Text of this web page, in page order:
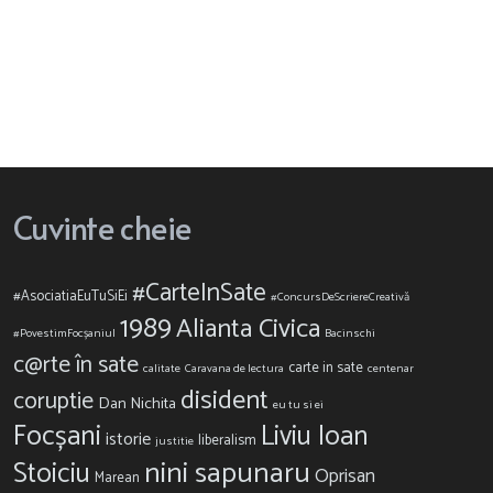
Cuvinte cheie
#AsociatiaEuTuSiEi #CarteInSate #ConcursDeScriereCreativă
#PovestimFocșaniul 1989Alianta Civica Bacinschi
c@rte în sate calitate Caravana de lectura carte in sate centenar
coruptie Dan Nichita disident eu tu si ei
Focșaniistorie justitie liberalism Liviu Ioan
Stoiciu Marean nini sapunaru Oprisan